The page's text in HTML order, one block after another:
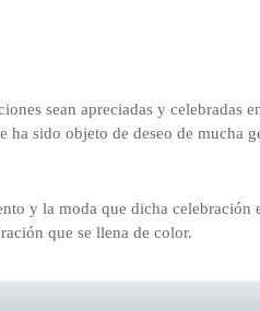
sean apreciadas y celebradas
ha sido objeto de deseo de mucha
y la moda que dicha celebración
que se llena de color.